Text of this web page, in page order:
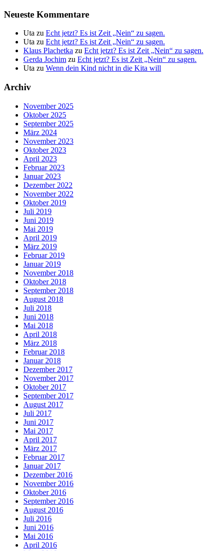
Neueste Kommentare
Uta zu Echt jetzt? Es ist Zeit „Nein“ zu sagen.
Uta zu Echt jetzt? Es ist Zeit „Nein“ zu sagen.
Klaus Plachetka zu Echt jetzt? Es ist Zeit „Nein“ zu sagen.
Gerda Jochim zu Echt jetzt? Es ist Zeit „Nein“ zu sagen.
Uta zu Wenn dein Kind nicht in die Kita will
Archiv
November 2025
Oktober 2025
September 2025
März 2024
November 2023
Oktober 2023
April 2023
Februar 2023
Januar 2023
Dezember 2022
November 2022
Oktober 2019
Juli 2019
Juni 2019
Mai 2019
April 2019
März 2019
Februar 2019
Januar 2019
November 2018
Oktober 2018
September 2018
August 2018
Juli 2018
Juni 2018
Mai 2018
April 2018
März 2018
Februar 2018
Januar 2018
Dezember 2017
November 2017
Oktober 2017
September 2017
August 2017
Juli 2017
Juni 2017
Mai 2017
April 2017
März 2017
Februar 2017
Januar 2017
Dezember 2016
November 2016
Oktober 2016
September 2016
August 2016
Juli 2016
Juni 2016
Mai 2016
April 2016